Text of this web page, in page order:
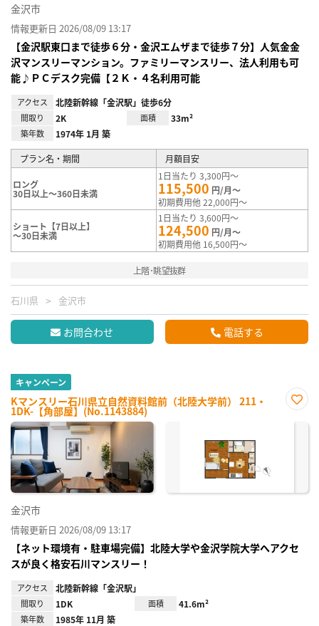
金沢市
情報更新日 2026/08/09 13:17
【金沢駅東口まで徒歩６分・金沢エムザまで徒歩７分】人気金金
沢マンスリーマンション。ファミリーマンスリー、法人利用も可
能♪ＰＣデスク完備【２Ｋ・４名利用可能
アクセス 北陸新幹線「金沢駅」徒歩6分
間取り 2K 面積 33m²
築年数 1974年 1月 築
プラン名・期間 月額目安
ロング
30日以上～360日未満
1日当たり 3,300円～
115,500 円/月～
初期費用他 22,000円～
ショート【7日以上】
～30日未満
1日当たり 3,600円～
124,500 円/月～
初期費用他 16,500円～
上階･眺望抜群
石川県 金沢市
お問合わせ 電話する
キャンペーン
Kマンスリー石川県立自然資料館前（北陸大学前） 211・
1DK-【角部屋】(No.1143884)
に入
金沢市
情報更新日 2026/08/09 13:17
【ネット環境有・駐車場完備】北陸大学や金沢学院大学へアクセ
スが良く格安石川マンスリー！
アクセス 北陸新幹線「金沢駅」
間取り 1DK 面積 41.6m²
築年数 1985年 11月 築